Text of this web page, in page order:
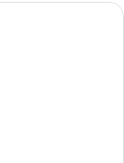
med en